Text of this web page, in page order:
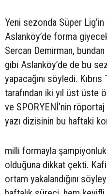
Yeni sezonda Süper
Aslanköy’de forma
Sercan Demirman,
gibi Aslanköy’de de bu
yapacağını söyledi.
tarafından iki yıl üst üste
ve SPORYENİ’nin
yazı dizisinin bu haftaki
milli formayla
olduğuna dikkat çekti.
ortam yakalandığını